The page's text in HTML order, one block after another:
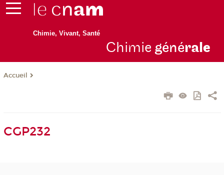
Chimie, Vivant, Santé
Chimie générale
Accueil
CGP232